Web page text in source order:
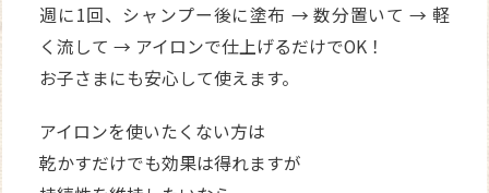
週に1回、シャンプー後に塗布 → 数分置いて → 軽
く流して → アイロンで仕上げるだけでOK！
お子さまにも安心して使えます。
アイロンを使いたくない方は
乾かすだけでも効果は得れますが